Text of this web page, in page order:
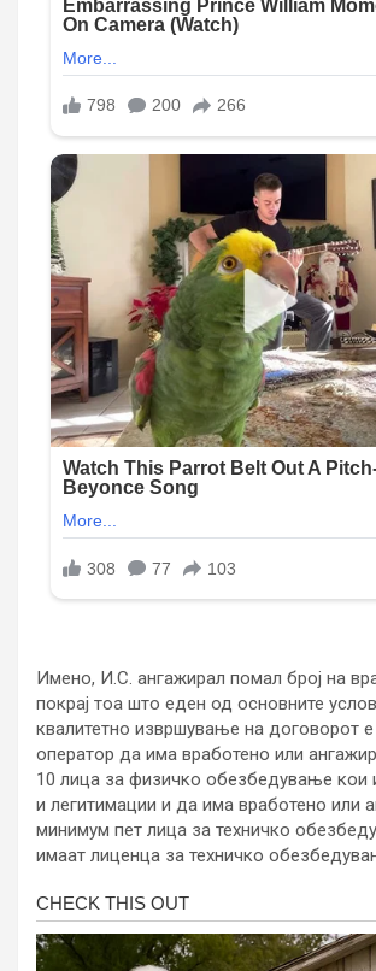
Имено, И.С. ангажирал помал број на
покрај тоа што еден од основните
квалитетно извршување на договорот
оператор да има вработено или
10 лица за физичко обезбедување кои
и легитимации и да има вработено или
минимум пет лица за техничко
имаат лиценца за техничко